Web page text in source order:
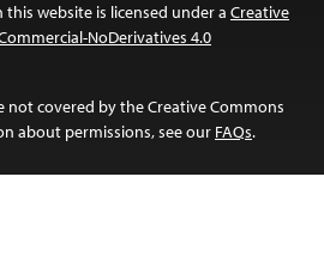
website is licensed under a Creative
NoDerivatives 4.0
not covered by the Creative Commons
about permissions, see our FAQs.